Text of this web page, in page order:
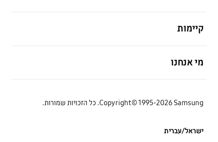
קיימות
מי אנחנו
Copyright© 1995-2026 Samsung. כל הזכויות שמורות.
ישראל/עברית